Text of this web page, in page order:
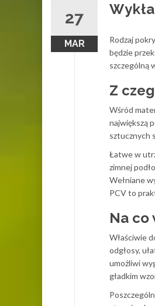
27
MAR
Rodzaj
będzie
szczególną
Z
Wśród
największą
sztucznych
Łatwe w
zimnej
Wełniane
PCV to
Na co
Właściwie
odgłosy,
umożliwi
gładkim